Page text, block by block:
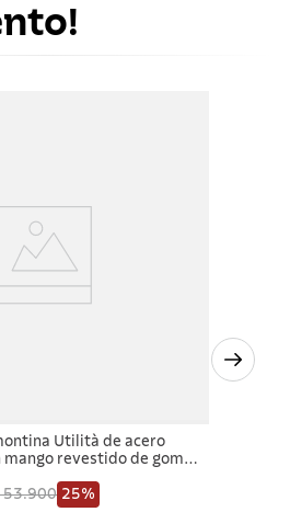
Utilità de acero
mango revestido de goma
53.900 25%